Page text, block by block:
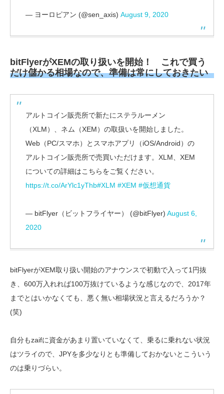
— ヨーロピアン (@sen_axis) August 9, 2020
bitFlyerがXEMの取り扱いを開始！ これで買う
だけ儲かる相場なので、準備は常にしておきたい
アルトコイン販売所で新たにステラルーメン
（XLM）、ネム（XEM）の取扱いを開始しました。
Web（PC/スマホ）とスマホアプリ（iOS/Android）の
アルトコイン販売所で売買いただけます。XLM、XEM
についての詳細はこちらをご覧ください。
https://t.co/ArYlc1yThb#XLM #XEM #仮想通貨
— bitFlyer（ビットフライヤー） (@bitFlyer) August 6,
2020
bitFlyerがXEM取り扱い開始のアナウンスで初動で入って1円抜
き、600万入れれば100万抜けているような感じなので、2017年
までとはいかなくても、悪く無い相場状況と言えるだろうか？
(笑)
自分もzaifに資金があまり置いていなくて、乗るに乗れない状況
はツライので、JPYを多少なりとも準備しておかないとこういう
のは乗りづらい。